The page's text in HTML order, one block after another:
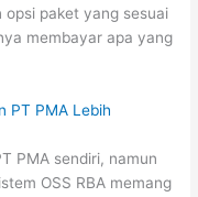
opsi paket yang sesuai
membayar apa yang
PT PMA Lebih
PMA sendiri, namun
OSS RBA memang